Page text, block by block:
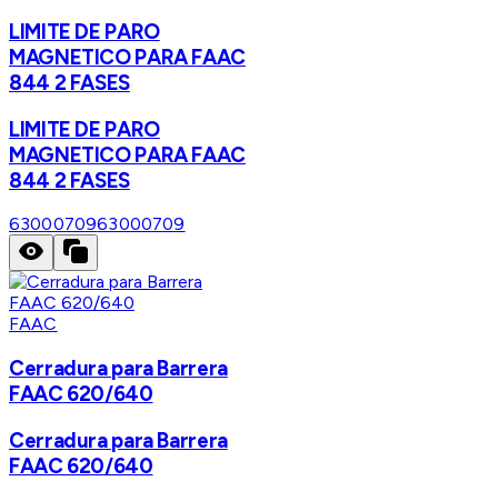
LIMITE DE PARO
MAGNETICO PARA FAAC
844 2 FASES
LIMITE DE PARO
MAGNETICO PARA FAAC
844 2 FASES
6300070963000709
FAAC
Cerradura para Barrera
FAAC 620/640
Cerradura para Barrera
FAAC 620/640